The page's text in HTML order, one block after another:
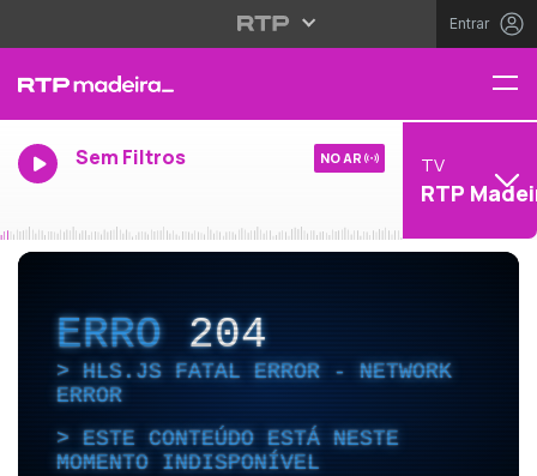
Entrar
Sem Filtros NO AR TV
RTP
ERRO204
HLS.JS FATAL ERROR - NETWORK
ERROR
ESTE CONTEÚDO ESTÁ NESTE
MOMENTO INDISPONÍVEL